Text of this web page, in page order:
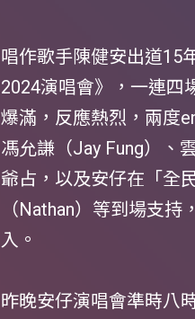
唱作歌手陳健安出道15
2024演唱會》，一連四
爆滿，反應熱烈，兩度
馮允謙（Jay Fung）、
爺占，以及安仔在「全
（Nathan）等到場支
入。
昨晚安仔演唱會準時八